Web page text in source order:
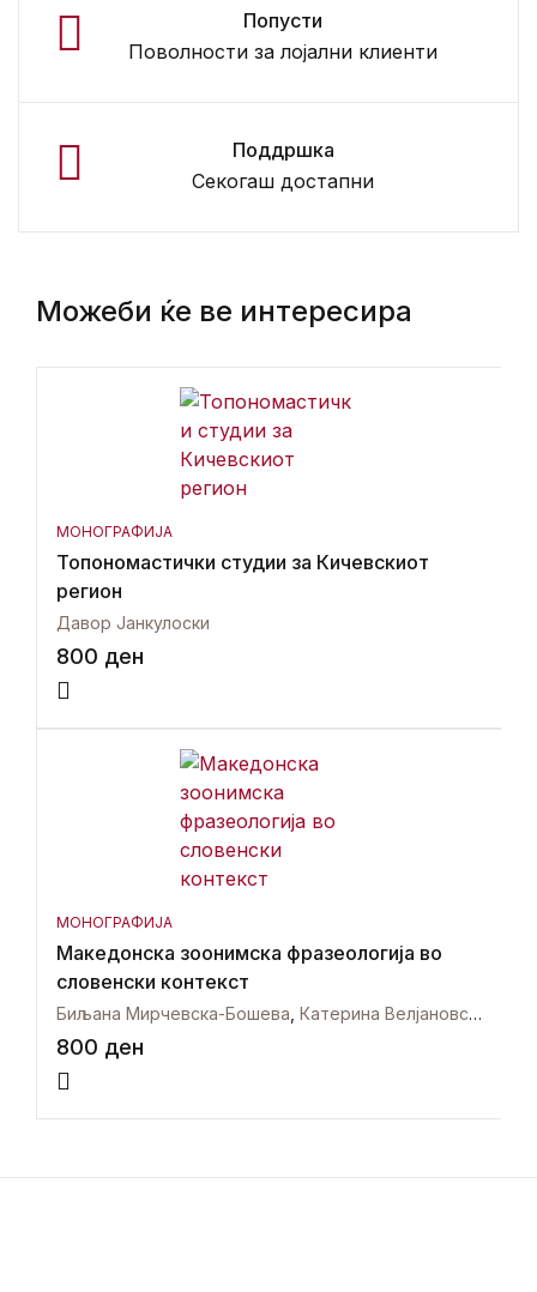
Попусти
Поволности за лојални клиенти
Поддршка
Секогаш достапни
Можеби ќе ве интересира
МОНОГРАФИЈА
Топономастички студии за Кичевскиот
регион
Давор Јанкулоски
800 ден
МОНОГРАФИЈА
Македонска зоонимска фразеологија во
словенски контекст
Биљана Мирчевска-Бошева Катерина Велјановска
800 ден